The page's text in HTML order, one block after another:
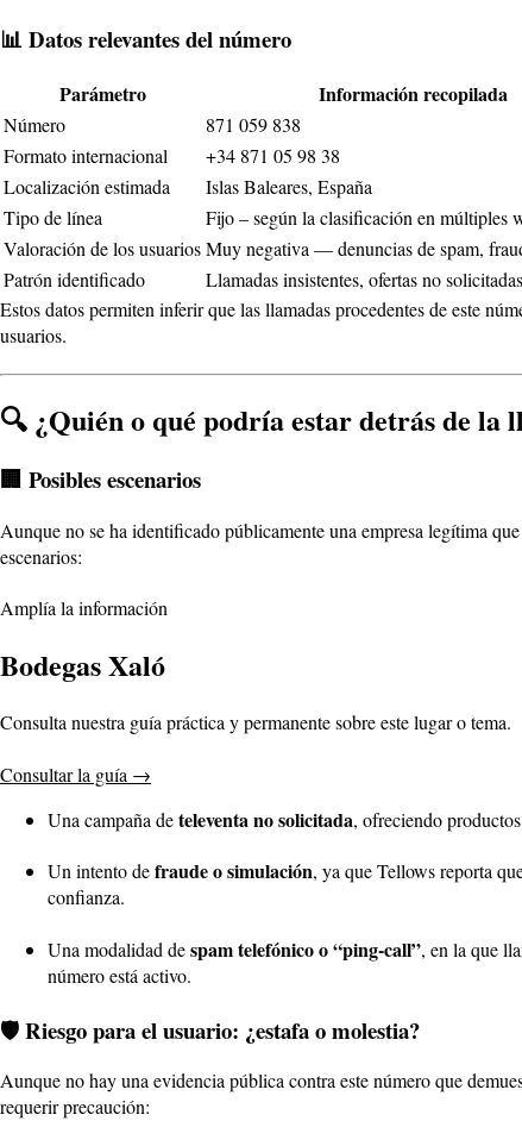
📊 Datos relevantes del número
Parámetro Información recopilada
Número
871 059 838
Formato internacional
+34 871 05 98 38
Localización estimada
Islas Baleares, España
Tipo de línea
Fijo – según la clasificación en múltiples
Valoración de los usuariosMuy negativa — denuncias de spam,
Patrón identificado
Llamadas insistentes, ofertas no
Estos datos permiten inferir que las llamadas procedentes de este
usuarios.
🔍 ¿Quién o qué podría estar detrás de la
🏢 Posibles escenarios
Aunque no se ha identificado públicamente una empresa legítima
escenarios:
Amplía la información
Bodegas Xaló
Consulta nuestra guía práctica y permanente sobre este lugar o tema.
Consultar la guía →
Una campaña deteleventa no solicitada, ofreciendo
Un intento defraude o simulación, ya que Tellows reporta
confianza.
Una modalidad despam telefónico o “ping-call”, en la que
número está activo.
🛡️ Riesgo para el usuario: ¿estafa o molestia?
Aunque no hay una evidencia pública contra este número que
requerir precaución: